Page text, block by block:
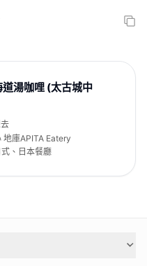
湯咖哩 (太古城中
地庫APITA Eatery
、日本餐廳